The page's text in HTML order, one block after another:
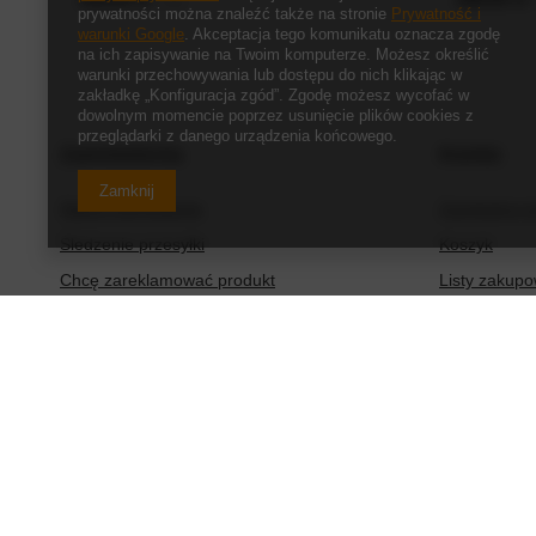
Status zamówienia
Śledzenie przesyłki
Chcę zareklamować produkt
Koszyk
Listy
prywatności można znaleźć także na stronie Prywatność i
warunki Google. Akceptacja tego komunikatu oznacza zgodę
na ich zapisywanie na Twoim komputerze. Możesz określić
warunki przechowywania lub dostępu do nich klikając w
zakładkę „Konfiguracja zgód”. Zgodę możesz wycofać w
dowolnym momencie poprzez usunięcie plików cookies z
przeglądarki z danego urządzenia końcowego.
Zamknij